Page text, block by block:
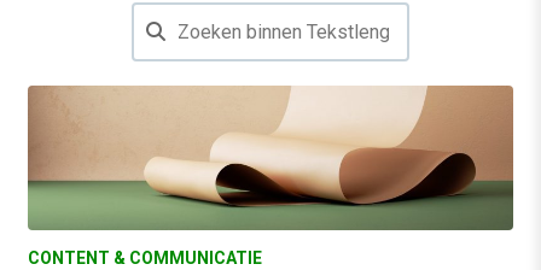
CONTENT & COMMUNICATIE